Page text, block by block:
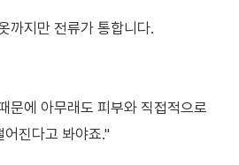
까지만 전류가 통합니다.
문에 아무래도 피부와 직접적으로
진다고 봐야죠."